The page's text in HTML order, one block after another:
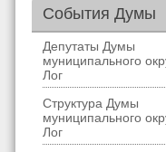
События Думы
Депутаты Думы
муниципального
Лог
Структура Думы
муниципального
Лог